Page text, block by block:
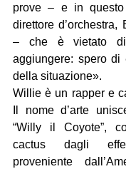
prove – e in
direttore d’orchestra,
– che è vietato
aggiungere: spero di
della situazione».
Willie è un rapper e
Il nome d’arte
“Willy il Coyote”,
cactus dagli
proveniente